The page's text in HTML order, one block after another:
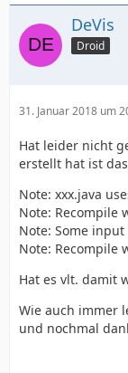
DeVis
Droid
31. Januar 2018 um
Hat leider nicht
erstellt hat ist
Note: xxx.java
Note: Recompile
Note: Some
Note: Recompile
Hat es vlt. damit
Wie auch immer
und nochmal